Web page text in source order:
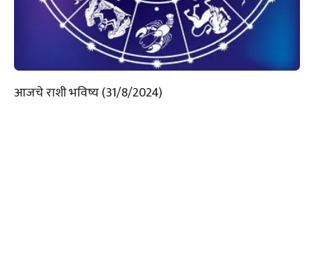
आजचे राशी भविष्य (31/8/2024)